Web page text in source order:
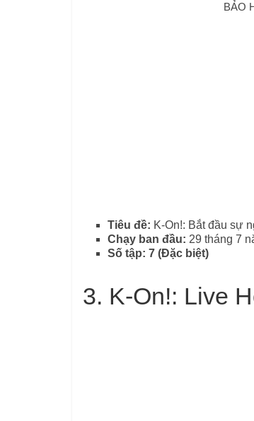
BẢO
Tiêu đề: K-On!: Bắt đầu sự
Chạy ban đầu: 29 tháng 7
Số tập: 7 (Đặc biệt)
3. K-On!: Live